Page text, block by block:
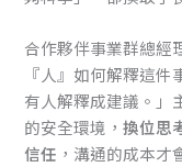
合作夥伴事業群總經
『人』如何解釋這
有人解釋成建議。」
的安全環境，換位思
信任 ，溝通的成本才